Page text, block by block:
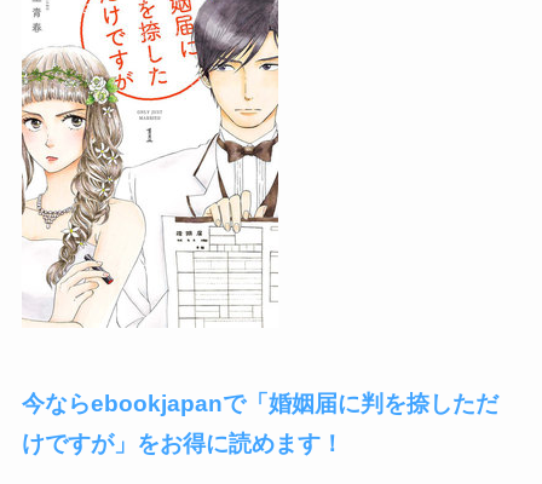
今ならebookjapanで「婚姻届に判を捺しただ
けですが」をお得に読めます！